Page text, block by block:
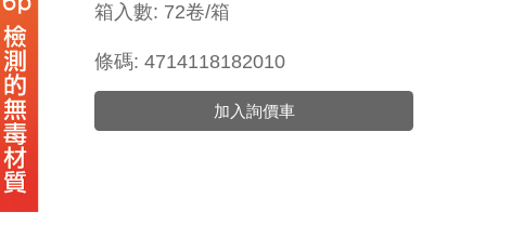
箱入數: 72卷/箱
條碼: 4714118182010
加入詢價車